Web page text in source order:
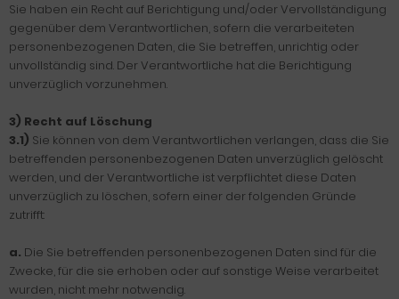
Sie haben ein Recht auf Berichtigung und/oder Vervollständigung
gegenüber dem Verantwortlichen, sofern die verarbeiteten
personenbezogenen Daten, die Sie betreffen, unrichtig oder
unvollständig sind. Der Verantwortliche hat die Berichtigung
unverzüglich vorzunehmen.
3) Recht auf Löschung
3.1) Sie können von dem Verantwortlichen verlangen, dass die Sie
betreffenden personenbezogenen Daten unverzüglich gelöscht
werden, und der Verantwortliche ist verpflichtet diese Daten
unverzüglich zu löschen, sofern einer der folgenden Gründe
zutrifft:
a. Die Sie betreffenden personenbezogenen Daten sind für die
Zwecke, für die sie erhoben oder auf sonstige Weise verarbeitet
wurden, nicht mehr notwendig.